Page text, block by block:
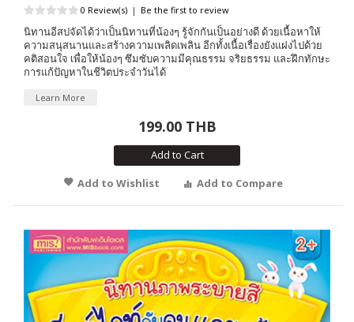
0 Review(s) | Be the first to review
นิทานอีสปจัดได้ว่าเป็นนิทานที่น้องๆ รู้จักกันเป็นอย่างดี ด้วยเนื้อหาให้
ความสนุสนานและสร้างความเพลิดเพลิน อีกทั้งเนื้อเรื่องยังแฝงไปด้วย
คติสอนใจ เพื่อให้น้องๆ ซึมซับความมีคุณธรรม จริยธรรม และฝึกทักษะ
การแก้ปัญหาในชีวิตประจำวันได้
Learn More
199.00 THB
Add to Cart
Add to Wishlist
Add to Compare